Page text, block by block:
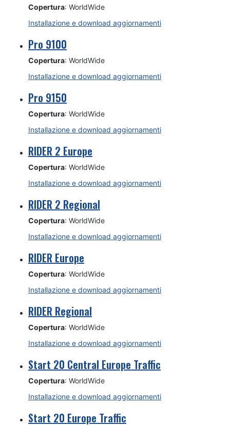
Copertura: WorldWide
Installazione e download aggiornamenti
Pro 9100
Copertura: WorldWide
Installazione e download aggiornamenti
Pro 9150
Copertura: WorldWide
Installazione e download aggiornamenti
RIDER 2 Europe
Copertura: WorldWide
Installazione e download aggiornamenti
RIDER 2 Regional
Copertura: WorldWide
Installazione e download aggiornamenti
RIDER Europe
Copertura: WorldWide
Installazione e download aggiornamenti
RIDER Regional
Copertura: WorldWide
Installazione e download aggiornamenti
Start 20 Central Europe Traffic
Copertura: WorldWide
Installazione e download aggiornamenti
Start 20 Europe Traffic